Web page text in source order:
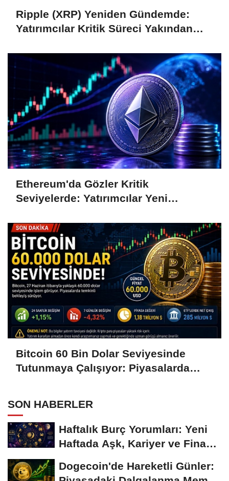
Ripple (XRP) Yeniden Gündemde:
Yatırımcılar Kritik Süreci Yakından
Ethereum'da Gözler Kritik
Seviyelerde: Yatırımcılar Yeni
Bitcoin 60 Bin Dolar Seviyesinde
Tutunmaya Çalışıyor: Piyasalarda
SON HABERLER
Haftalık Burç Yorumları: Yeni
Haftada Aşk, Kariyer ve Finans
Dogecoin'de Hareketli Günler: